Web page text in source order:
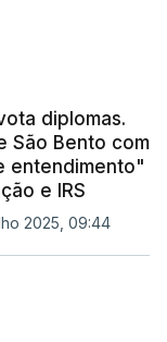
diplomas.
São Bento com
entendimento"
e IRS
2025, 09:44